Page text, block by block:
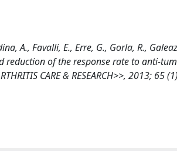
A., Favalli, E., Erre, G., Gorla, R.,
reduction of the response rate to anti-
CARE & RESEARCH>>, 2013; 65